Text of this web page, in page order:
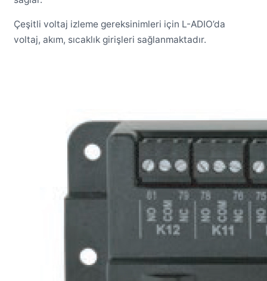
Çeşitli voltaj izleme gereksinimleri için L-ADIO’da
voltaj, akım, sıcaklık girişleri sağlanmaktadır.